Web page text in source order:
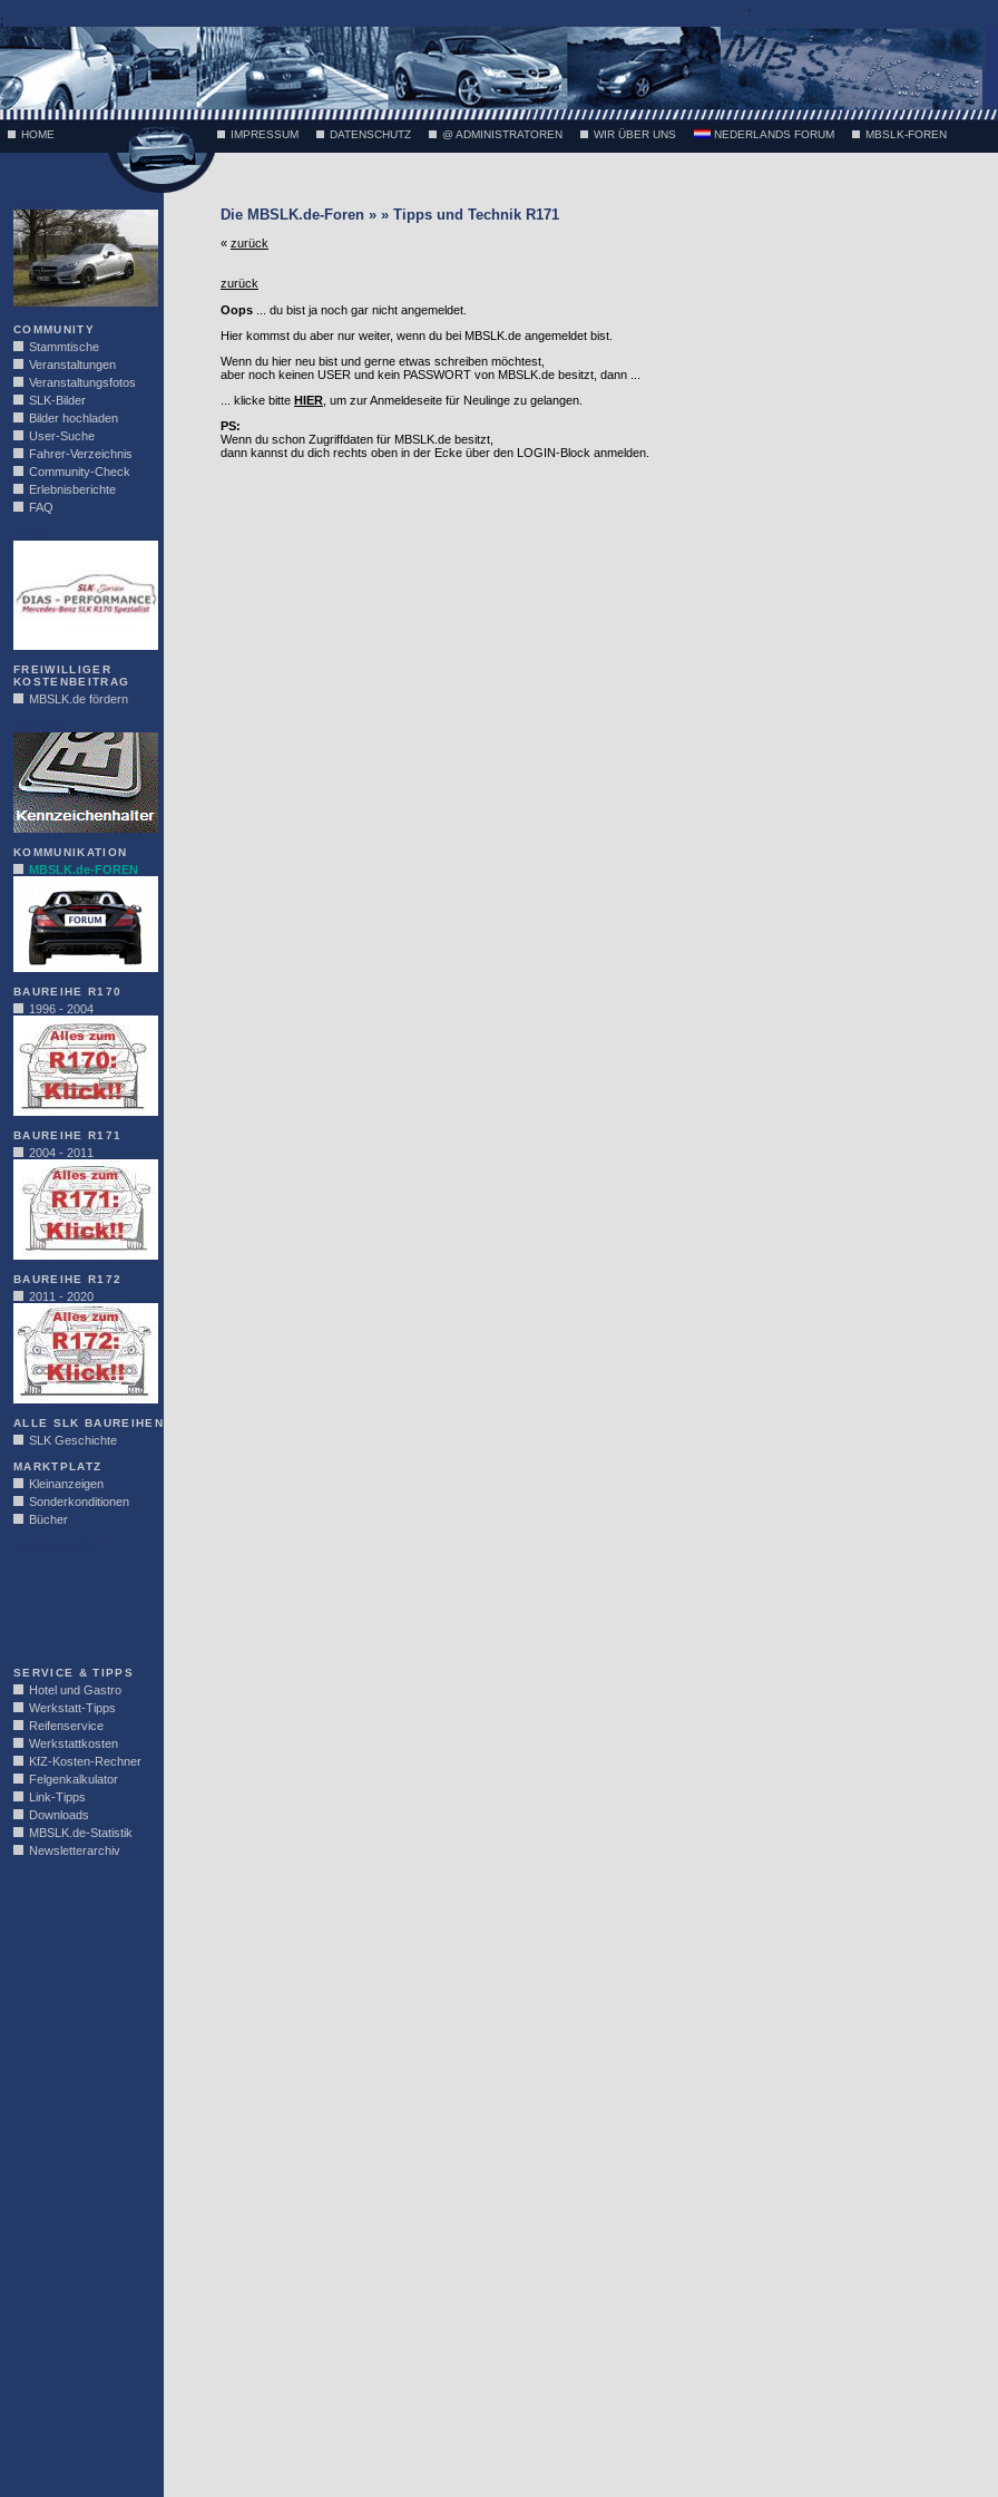
;
HOME IMPRESSUM DATENSCHUTZ @ ADMINISTRATOREN WIR ÜBER UNS NEDERLANDS FORUM MBSLK-FOREN
COMMUNITY
Stammtische
Veranstaltungen
Veranstaltungsfotos
SLK-Bilder
Bilder hochladen
User-Suche
Fahrer-Verzeichnis
Community-Check
Erlebnisberichte
FAQ
FREIWILLIGER
KOSTENBEITRAG
MBSLK.de fördern
KOMMUNIKATION
MBSLK.de-FOREN
BAUREIHE R170
1996 - 2004
BAUREIHE R171
2004 - 2011
BAUREIHE R172
2011 - 2020
ALLE SLK BAUREIHEN
SLK Geschichte
MARKTPLATZ
Kleinanzeigen
Sonderkonditionen
Bücher
SERVICE & TIPPS
Hotel und Gastro
Werkstatt-Tipps
Reifenservice
Werkstattkosten
KfZ-Kosten-Rechner
Felgenkalkulator
Link-Tipps
Downloads
MBSLK.de-Statistik
Newsletterarchiv
Die MBSLK.de-Foren » » Tipps und Technik R171
« zurück
zurück
Oops ... du bist ja noch gar nicht angemeldet.
Hier kommst du aber nur weiter, wenn du bei MBSLK.de angemeldet bist.
Wenn du hier neu bist und gerne etwas schreiben möchtest,
aber noch keinen USER und kein PASSWORT von MBSLK.de besitzt, dann ...
... klicke bitte HIER , um zur Anmeldeseite für Neulinge zu gelangen.
PS:
Wenn du schon Zugriffdaten für MBSLK.de besitzt,
dann kannst du dich rechts oben in der Ecke über den LOGIN-Block anmelden.